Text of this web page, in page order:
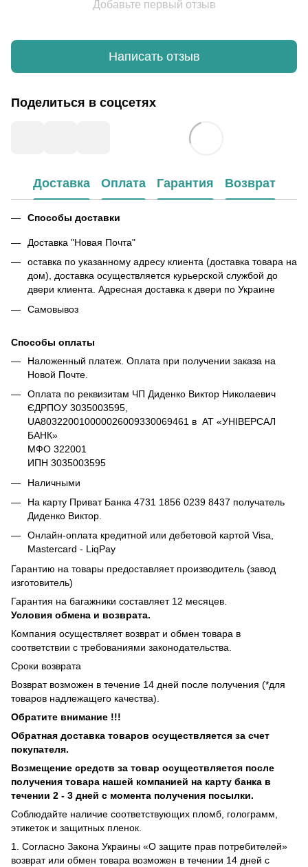
Добавьте первый отзыв
Написать отзыв
Поделиться в соцсетях
Доставка Оплата Гарантия Возврат
Способы доставки
Доставка "Новая Почта"
оставка по указанному адресу клиента (доставка товара на
дом), доставка осуществляется курьерской службой до
двери клиента. Адресная доставка к двери по Украине
Самовывоз
Способы оплаты
Наложенный платеж. Оплата при получении заказа на
Новой Почте.
Оплата по реквизитам ЧП Диденко Виктор Николаевич
ЄДРПОУ 3035003595,
UA803220010000026009330069461 в АТ «УНІВЕРСАЛ
БАНК»
МФО 322001
ИПН 3035003595
Наличными
На карту Приват Банка 4731 1856 0239 8437 получатель
Диденко Виктор.
Онлайн-оплата кредитной или дебетовой картой Visa,
Mastercard - LiqPay
Гарантию на товары предоставляет производитель (завод
изготовитель)
Гарантия на багажники составляет 12 месяцев.
Условия обмена и возврата.
Компания осуществляет возврат и обмен товара в
соответствии с требованиями законодательства.
Сроки возврата
Возврат возможен в течение 14 дней после получения (*для
товаров надлежащего качества).
Обратите внимание !!!
Обратная доставка товаров осуществляется за счет
покупателя.
Возмещение средств за товар осуществляется после
получения товара нашей компанией на карту банка в
течении 2 - 3 дней с момента получения посылки.
Соблюдайте наличие соответствующих пломб, голограмм,
этикеток и защитных пленок.
1. Согласно Закона Украины «О защите прав потребителей»
возврат или обмен товара возможен в течении 14 дней с